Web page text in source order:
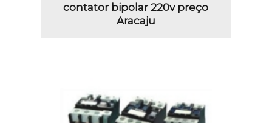
contator bipolar 220v preço
Aracaju